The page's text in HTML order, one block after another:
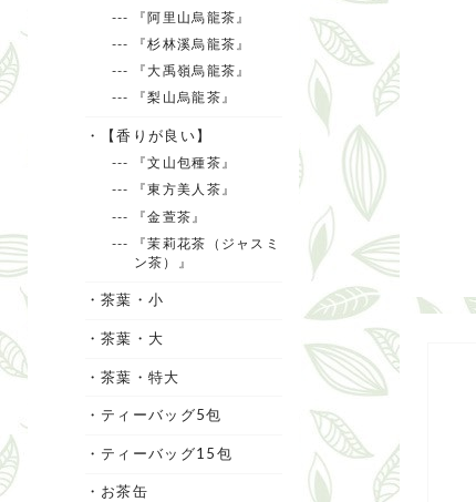
--- 『阿里山烏龍茶』
--- 『杉林溪烏龍茶』
--- 『大禹嶺烏龍茶』
--- 『梨山烏龍茶』
・【香りが良い】
--- 『文山包種茶』
--- 『東方美人茶』
--- 『金萱茶』
--- 『茉莉花茶（ジャスミ
ン茶）』
・茶葉・小
・茶葉・大
・茶葉・特大
・ティーバッグ5包
・ティーバッグ15包
・お茶缶